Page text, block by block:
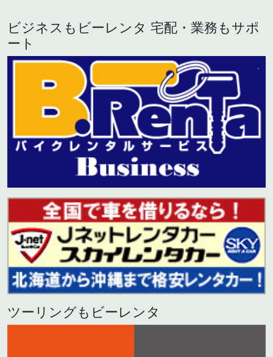
ビジネスもビーレンタ 宅配・業務もサポ
ート
ツーリングもビーレンタ